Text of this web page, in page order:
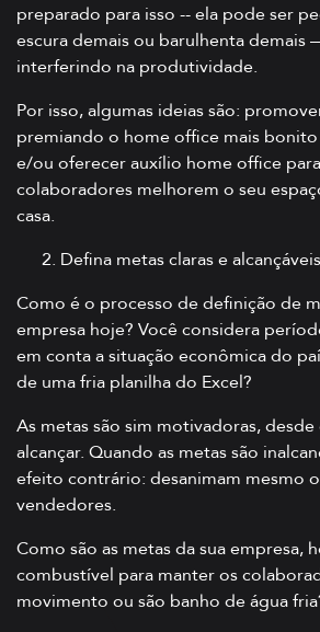
preparado para isso -- ela pode ser
escura demais ou barulhenta demais
interferindo na produtividade.
Por isso, algumas ideias são:
premiando o home office mais
e/ou oferecer auxílio home office
colaboradores melhorem o seu
casa.
Defina metas claras e alcançáveis
Como é o processo de definição de
empresa hoje? Você considera
em conta a situação econômica do
de uma fria planilha do Excel?
As metas são sim motivadoras,
alcançar. Quando as metas são
efeito contrário: desanimam mesmo
vendedores.
Como são as metas da sua empresa,
combustível para manter os
movimento ou são banho de água